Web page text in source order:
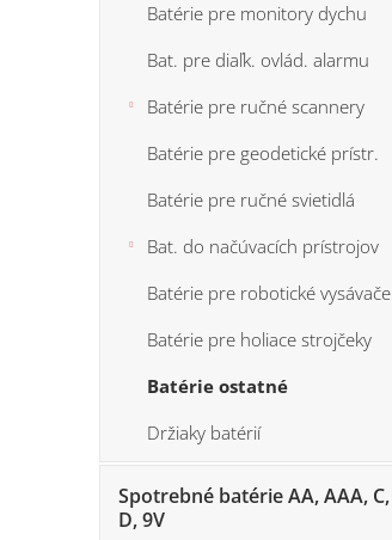
Batérie pre monitory dychu
Bat. pre diaľk. ovlád. alarmu
Batérie pre ručné scannery
Batérie pre geodetické prístr.
Batérie pre ručné svietidlá
Bat. do načúvacích prístrojov
Batérie pre robotické vysávače
Batérie pre holiace strojčeky
Batérie ostatné
Držiaky batérií
Spotrebné batérie AA, AAA, C,
D, 9V